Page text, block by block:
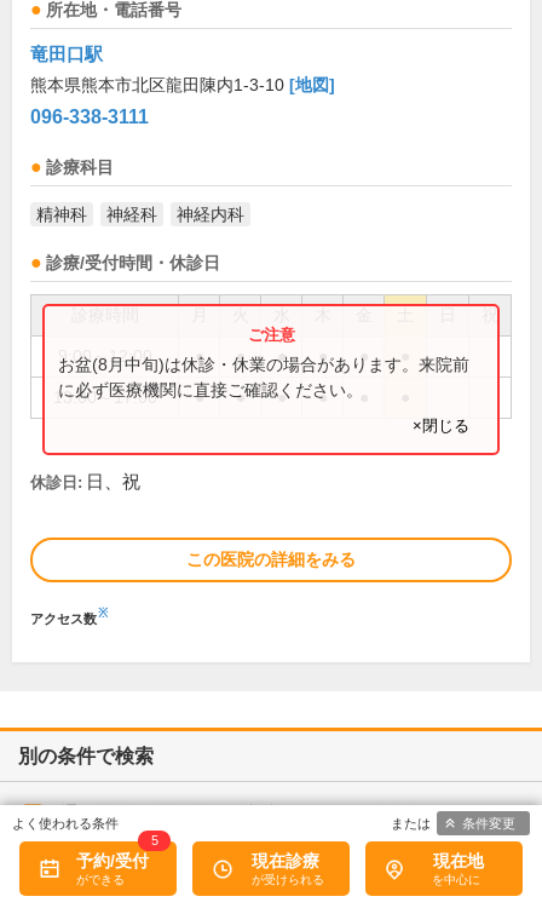
所在地・電話番号
竜田口駅
熊本県熊本市北区龍田陳内1-3-10 [地図]
096-338-3111
診療科目
精神科 神経科 神経内科
診療/受付時間・休診日
祝
9:00～12:00 ● ● ● ● ●
13:00～17:00 ● ● ● ●
お盆(8月中旬)は休診・休業の場合があります。来院前
に必ず医療機関に直接ご確認ください。
×閉じる
休診日: 日、祝
この医院の詳細をみる
アクセス数※
別の条件で検索
通町筋駅の周辺駅から病院・クリニックを探す
診療科目から病院・クリニックを探す(通町筋駅)
予約/受付
5
現在診療 現在地
条件変更